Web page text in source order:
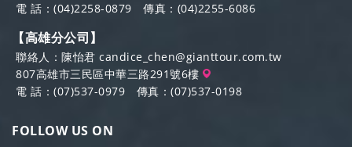
電 話： (04)2258-0879 傳真：(04)2255-6086
【高雄分公司】
聯絡人：陳怡君 candice_chen@gianttour.com.tw
807高雄市三民區中華三路291號6樓
電 話： (07)537-0979 傳真：(07)537-0198
FOLLOW US ON